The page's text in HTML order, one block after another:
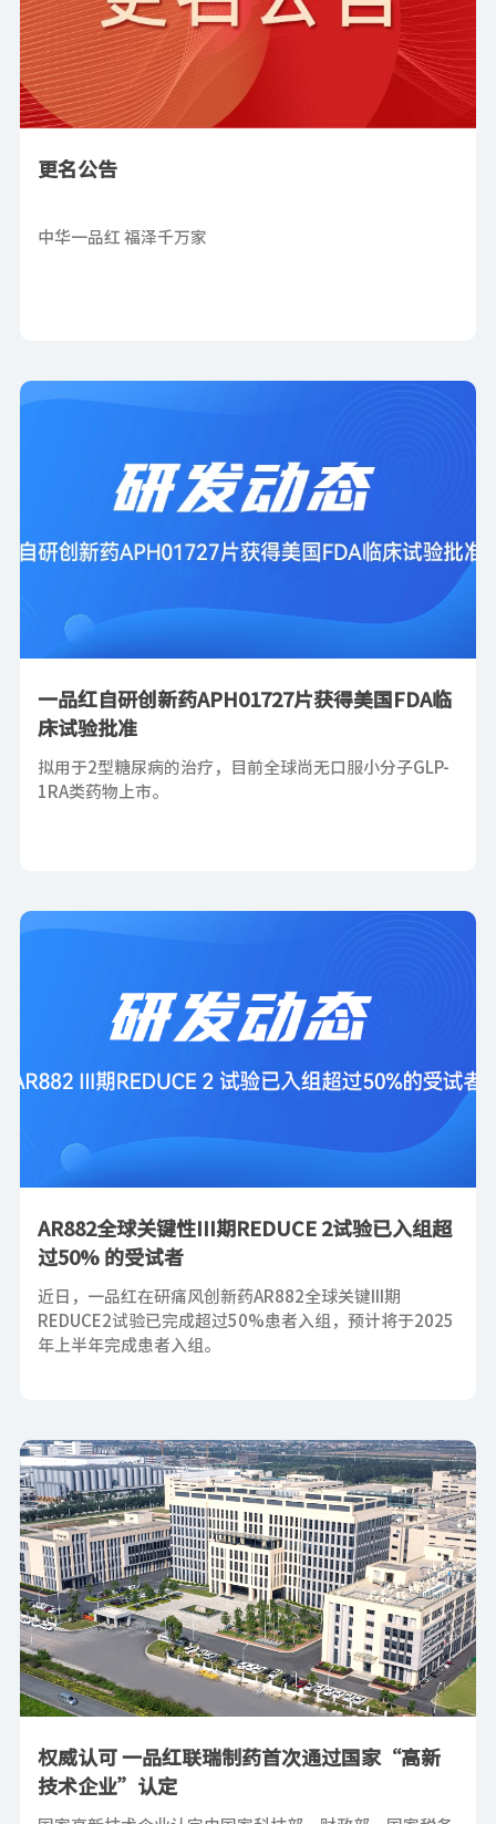
更名公告
中华一品红 福泽千万家
一品红自研创新药APH01727片获得美国FDA临
床试验批准
拟用于2型糖尿病的治疗，目前全球尚无口服小分子GLP-
1RA类药物上市。
AR882全球关键性III期REDUCE 2试验已入组超
过50% 的受试者
近日，一品红在研痛风创新药AR882全球关键III期
REDUCE2试验已完成超过50%患者入组，预计将于2025
年上半年完成患者入组。
权威认可 一品红联瑞制药首次通过国家“高新
技术企业”认定